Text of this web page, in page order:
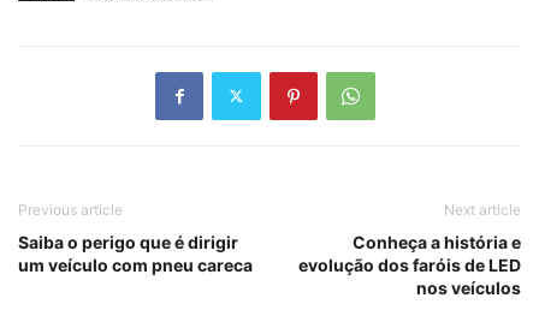
Previous article
Saiba o perigo que é dirigir
um veículo com pneu careca
Next article
Conheça a história e
evolução dos faróis de LED
nos veículos